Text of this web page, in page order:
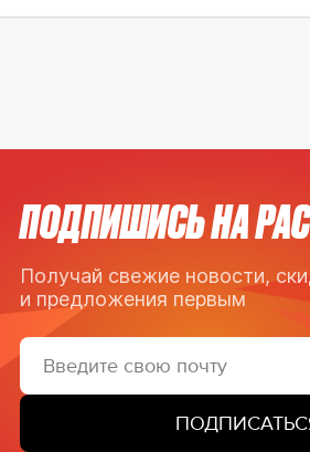
ПОДПИШИСЬ НА
Получай свежие новости,
и предложения первым